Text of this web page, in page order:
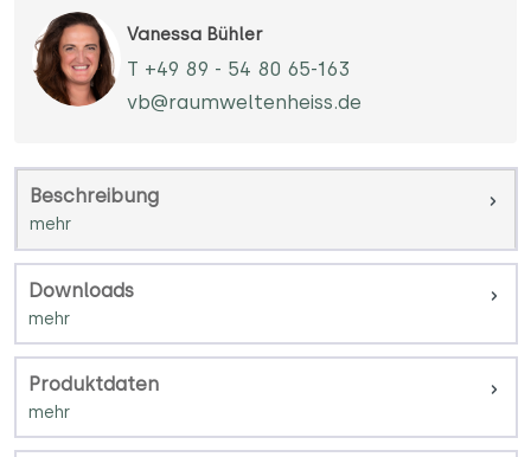
Vanessa Bühler
T +49 89 - 54 80 65-163
vb@raumweltenheiss.de
Beschreibung
Downloads
Produktdaten